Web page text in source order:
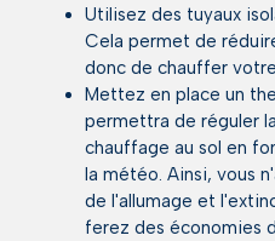
Utilisez des tuyaux
Cela permet de
donc de chauffer
Mettez en place un
permettra de réguler
chauffage au sol en
la météo. Ainsi, vous
de l'allumage et
ferez des économies